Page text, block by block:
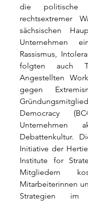
die politische
rechtsextremer
sächsischen
Unternehmen
Rassismus,
folgten auch
Angestellten
gegen
Democracy
Debattenkultur.
Initiative der
Institute for
Mitgliedern
Mitarbeiterinnen
Strategien im